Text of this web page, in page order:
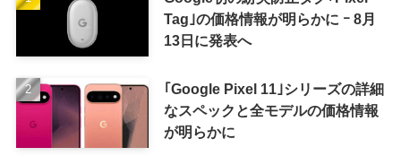
Tag｣の価格情報が明らかに ｰ 8月
13日に発表へ
｢Google Pixel 11｣シリーズの詳細
なスペックと全モデルの価格情報
が明らかに